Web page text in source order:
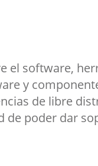
el software,
y
de libre
poder dar